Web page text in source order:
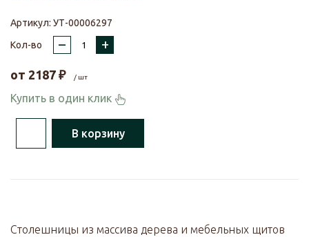
Артикул: УТ-00006297
Кол-во
– +
от 2187 ₽ / шт
Купить в один клик
В корзину
Столешницы из массива дерева и мебельных щитов